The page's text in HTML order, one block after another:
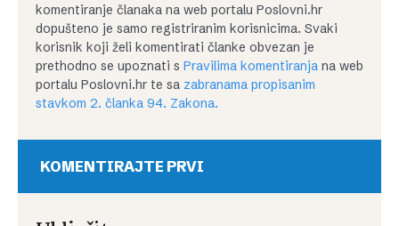
komentiranje članaka na web portalu Poslovni.hr
dopušteno je samo registriranim korisnicima. Svaki
korisnik koji želi komentirati članke obvezan je
prethodno se upoznati s Pravilima komentiranja na web
portalu Poslovni.hr te sa zabranama propisanim
stavkom 2. članka 94. Zakona.
KOMENTIRAJTE PRVI